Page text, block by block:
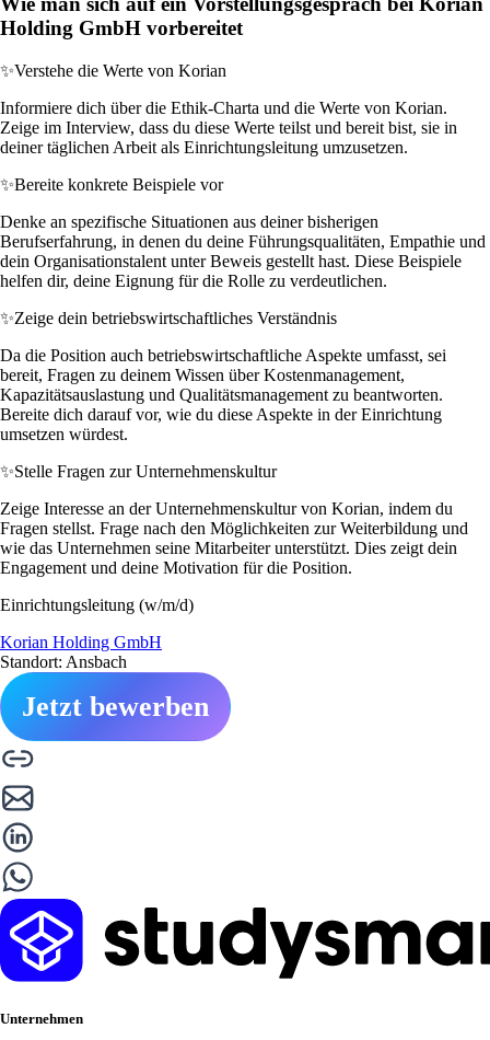
Holding GmbH vorbereitet
✨Verstehe die Werte von Korian
Informiere dich über die Ethik-Charta und die Werte von Korian.
Zeige im Interview, dass du diese Werte teilst und bereit bist, sie in
deiner täglichen Arbeit als Einrichtungsleitung umzusetzen.
✨Bereite konkrete Beispiele vor
Denke an spezifische Situationen aus deiner bisherigen
Berufserfahrung, in denen du deine Führungsqualitäten, Empathie und
dein Organisationstalent unter Beweis gestellt hast. Diese Beispiele
helfen dir, deine Eignung für die Rolle zu verdeutlichen.
✨Zeige dein betriebswirtschaftliches Verständnis
Da die Position auch betriebswirtschaftliche Aspekte umfasst, sei
bereit, Fragen zu deinem Wissen über Kostenmanagement,
Kapazitätsauslastung und Qualitätsmanagement zu beantworten.
Bereite dich darauf vor, wie du diese Aspekte in der Einrichtung
umsetzen würdest.
✨Stelle Fragen zur Unternehmenskultur
Zeige Interesse an der Unternehmenskultur von Korian, indem du
Fragen stellst. Frage nach den Möglichkeiten zur Weiterbildung und
wie das Unternehmen seine Mitarbeiter unterstützt. Dies zeigt dein
Engagement und deine Motivation für die Position.
Einrichtungsleitung (w/m/d)
Korian Holding GmbH
Standort: Ansbach
Jetzt bewerben
Unternehmen